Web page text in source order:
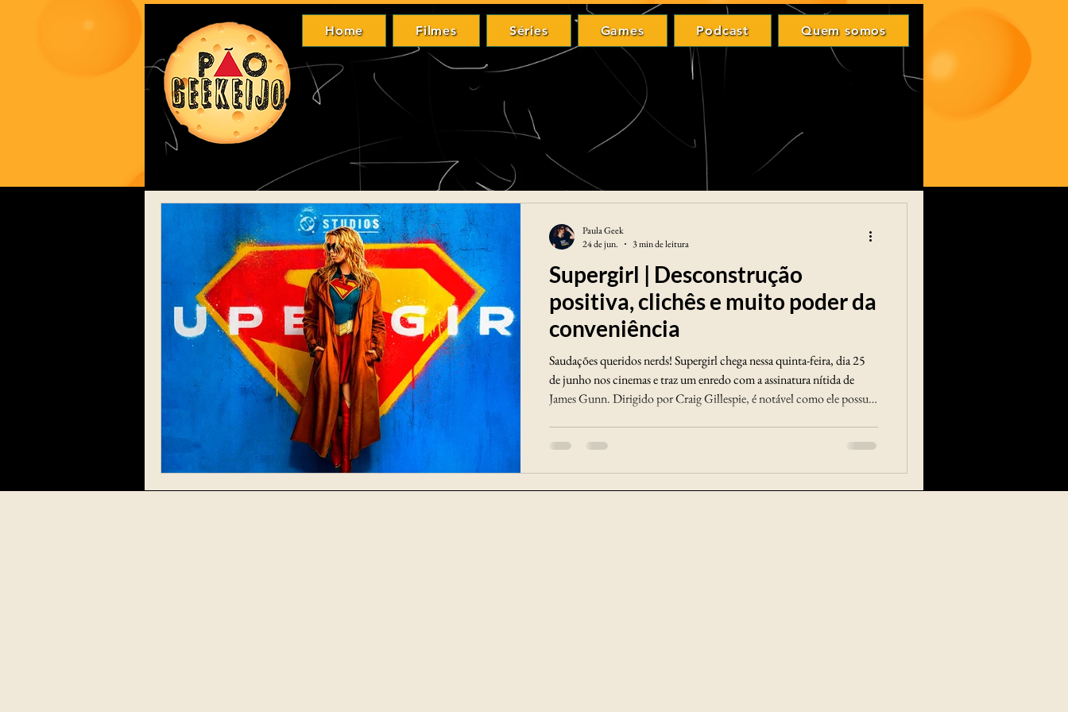
Games Podcast
Login
Supergirl | Desconstrução
positiva, clichês e muito poder da
conveniência
Saudações queridos nerds! Supergirl chega nessa quinta-feira, dia 25
de junho nos cinemas e traz um enredo com a assinatura nítida de
James Gunn. Dirigido por Craig Gillespie, é notável como ele possui
sociedade espera de uma "feminilidade" e confesso que me agradou
tirar a perfeição da
Paula Geek
24 de jun.
3 min de leitura
Home Filmes Séries Games Podcast Quem somos